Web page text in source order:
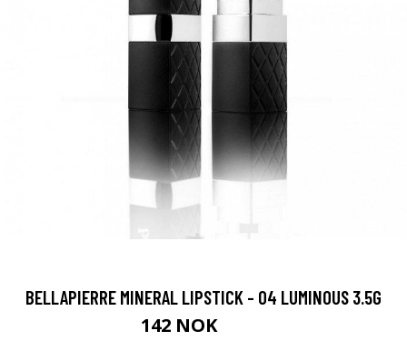
BELLAPIERRE MINERAL LIPSTICK - 04 LUMINOUS 3.5G
142 NOK